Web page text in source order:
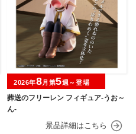
葬送のフリーレン フィギュア-うお～
ん-
2026年8月第5週～登場